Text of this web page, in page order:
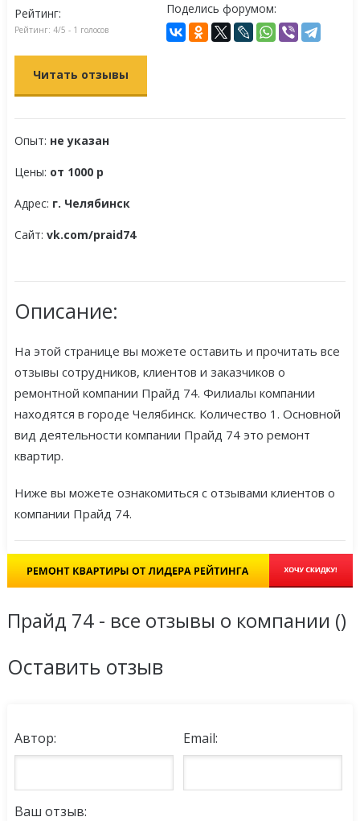
Рейтинг:
Рейтинг: 4/5 - 1 голосов
Поделись форумом:
Читать отзывы
Опыт: не указан
Цены: от 1000 р
Адрес: г. Челябинск
Сайт: vk.com/praid74
Описание:
На этой странице вы можете оставить и прочитать все
отзывы сотрудников, клиентов и заказчиков о
ремонтной компании Прайд 74. Филиалы компании
находятся в городе Челябинск. Количество 1. Основной
вид деятельности компании Прайд 74 это ремонт
квартир.
Ниже вы можете ознакомиться с отзывами клиентов о
компании Прайд 74.
Прайд 74 - все отзывы о компании ()
Оставить отзыв
Автор: Email:
Ваш отзыв: